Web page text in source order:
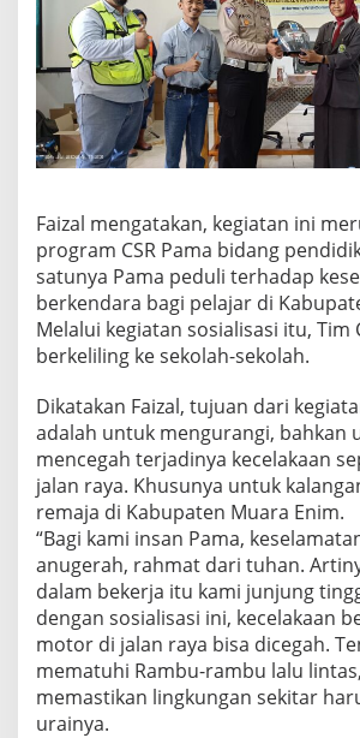
Faizal mengatakan, kegiatan ini
program CSR Pama bidang
satunya Pama peduli terhadap
berkendara bagi pelajar di
Melalui kegiatan sosialisasi itu, Tim
berkeliling ke sekolah-sekolah.
Dikatakan Faizal, tujuan dari
adalah untuk mengurangi, bahkan
mencegah terjadinya kecelakaan
jalan raya. Khusunya untuk
remaja di Kabupaten Muara Enim.
“Bagi kami insan Pama,
anugerah, rahmat dari tuhan.
dalam bekerja itu kami junjung
dengan sosialisasi ini, kecelakaan
motor di jalan raya bisa dicegah.
mematuhi Rambu-rambu lalu
memastikan lingkungan sekitar
urainya.